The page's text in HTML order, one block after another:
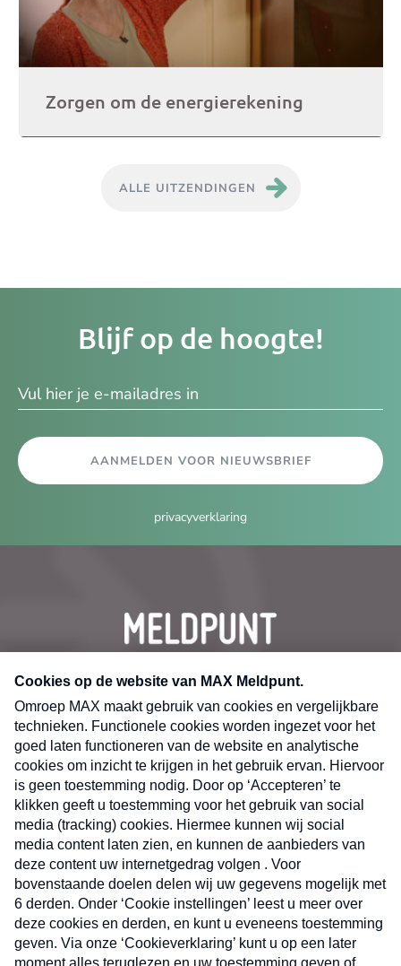
Zorgen om de energierekening
ALLE UITZENDINGEN
Blijf op de hoogte!
AANMELDEN VOOR NIEUWSBRIEF
privacyverklaring
CONTACT
Volg ons op
X
Nieuwsbrief
Neem hier een gratis abonnement op de MAX